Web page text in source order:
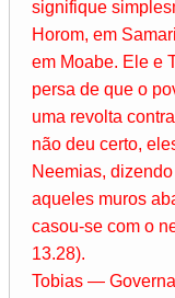
signifique
Horom, em
em Moabe. Ele e
persa de que o
uma revolta
não deu certo,
Neemias,
aqueles muros
casou-se com o
13.28).
Tobias —